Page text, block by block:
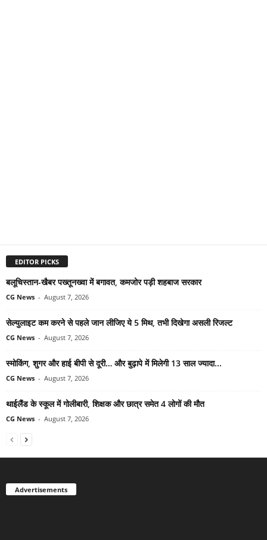
EDITOR PICKS
बलूचिस्तान-खैबर पख्तूनख्वा में बगावत, कमजोर पड़ी शहबाज सरकार
CG News - August 7, 2026
सेल्युलाइट कम करने से पहले जान लीजिए ये 5 मिथ, तभी दिखेगा असली रिजल्ट
CG News - August 7, 2026
स्मोकिंग, शुगर और हाई बीपी से दूरी… और बुढ़ापे में मिलेगी 13 साल ज्यादा...
CG News - August 7, 2026
थाईलैंड के स्कूल में गोलीबारी, शिक्षक और छात्र समेत 4 लोगों की मौत
CG News - August 7, 2026
Advertisements